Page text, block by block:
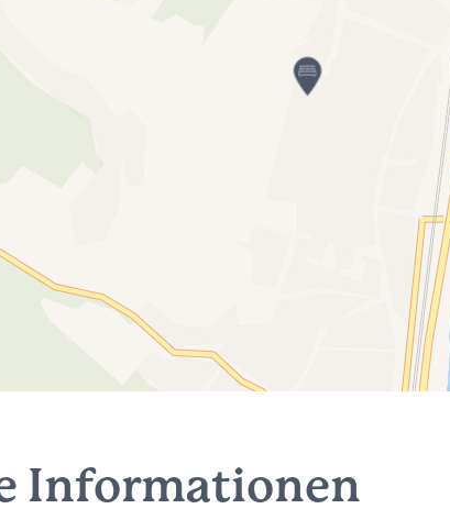
Informationen